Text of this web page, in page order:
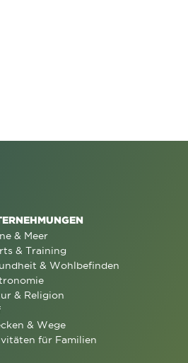
& Meer
& Training
& Wohlbefinden
& Religion
& Wege
für Familien